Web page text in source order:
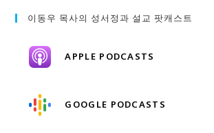
이동우 목사의 성서정과 설교 팟캐스트
APPLE PODCASTS
GOOGLE PODCASTS